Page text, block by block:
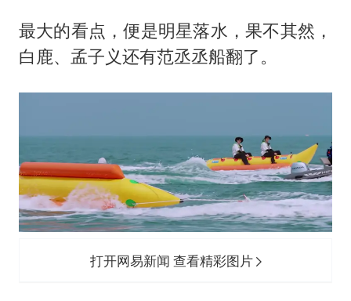
最大的看点，便是明星落水，果不其然，
白鹿、孟子义还有范丞丞船翻了。
打开网易新闻 查看精彩图片